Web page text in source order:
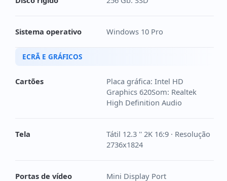
Sistema operativo Windows 10 Pro
ECRÃ E GRÁFICOS
Cartões
Placa gráfica: Intel HD
Graphics 620Som: Realtek
High Definition Audio
Tela
Tátil 12.3 '' 2K 16:9 · Resolução
2736x1824
Portas de vídeo Mini Display Port